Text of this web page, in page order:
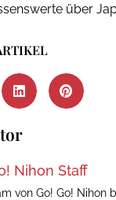
über
Nihon Staff
von Go! Go! Nihon